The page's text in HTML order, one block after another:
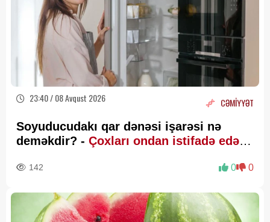
23:40 / 08 Avqust 2026 CƏMİYYƏT
Soyuducudakı qar dənəsi işarəsi nə
deməkdir? - Çoxları ondan istifadə edə
142 0 0